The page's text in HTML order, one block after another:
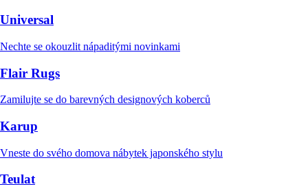
Universal
Nechte se okouzlit nápaditými novinkami
Flair Rugs
Zamilujte se do barevných designových koberců
Karup
Vneste do svého domova nábytek japonského stylu
Teulat